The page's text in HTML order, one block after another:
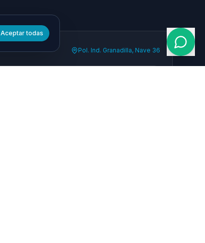
Pol. Ind. Granadilla, Nave 36
Aceptar todas